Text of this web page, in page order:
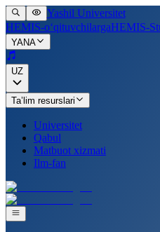
Yashil Universitet
HEMIS-o‘qituvchilargaHEMIS-
YANA
UZ
Ta’lim resurslari
Universitet
Qabul
Matbuot xizmati
Ilm-fan